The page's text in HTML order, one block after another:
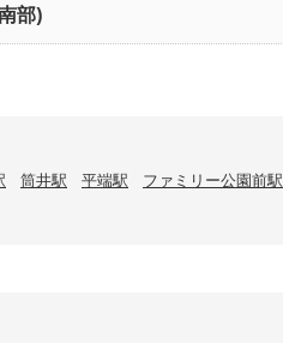
部)
筒井駅 平端駅 ファミリー公園前駅